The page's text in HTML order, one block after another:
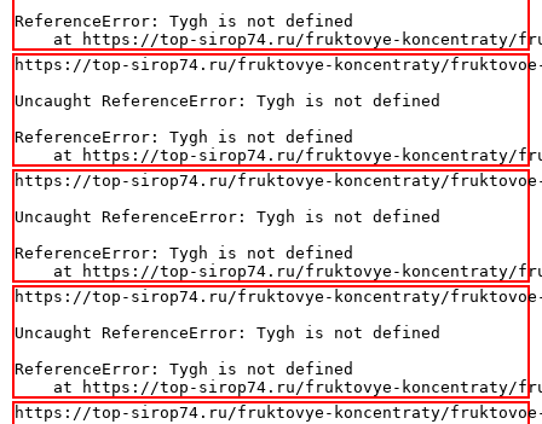
ReferenceError: Tygh is not defined
at https://top-sirop74.ru/fruktovye-koncentraty/
https://top-sirop74.ru/fruktovye-koncentraty/fruktovoe-
Uncaught ReferenceError: Tygh is not defined
ReferenceError: Tygh is not defined
at https://top-sirop74.ru/fruktovye-koncentraty/
https://top-sirop74.ru/fruktovye-koncentraty/fruktovoe-
Uncaught ReferenceError: Tygh is not defined
ReferenceError: Tygh is not defined
at https://top-sirop74.ru/fruktovye-koncentraty/
https://top-sirop74.ru/fruktovye-koncentraty/fruktovoe-
Uncaught ReferenceError: Tygh is not defined
ReferenceError: Tygh is not defined
at https://top-sirop74.ru/fruktovye-koncentraty/
https://top-sirop74.ru/fruktovye-koncentraty/fruktovoe-